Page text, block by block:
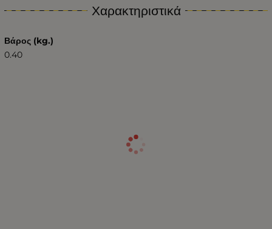
Χαρακτηριστικά
Βάρος (kg.)
0.40